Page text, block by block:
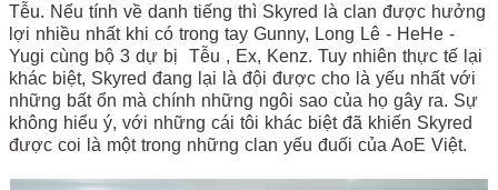
Tễu. Nếu tính về danh tiếng thì Skyred là clan được hưởng
lợi nhiều nhất khi có trong tay Gunny, Long Lê - HeHe -
Yugi cùng bộ 3 dự bị Tễu , Ex, Kenz. Tuy nhiên thực tế lại
khác biệt, Skyred đang lại là đội được cho là yếu nhất với
những bất ổn mà chính những ngôi sao của họ gây ra. Sự
không hiểu ý, với những cái tôi khác biệt đã khiến Skyred
được coi là một trong những clan yếu đuối của AoE Việt.